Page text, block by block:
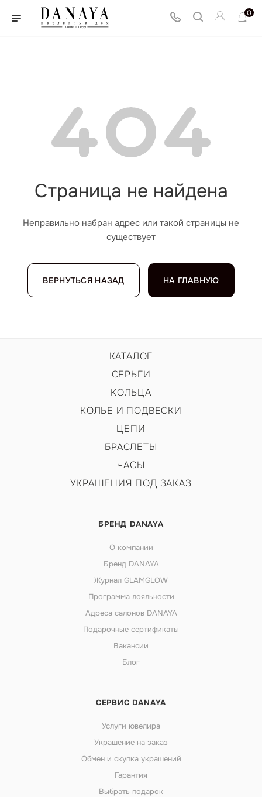
0
Страница не найдена
Неправильно набран адрес или такой страницы не
существует
ВЕРНУТЬСЯ НАЗАД НА ГЛАВНУЮ
КАТАЛОГ
СЕРЬГИ
КОЛЬЦА
КОЛЬЕ И ПОДВЕСКИ
ЦЕПИ
БРАСЛЕТЫ
ЧАСЫ
УКРАШЕНИЯ ПОД ЗАКАЗ
БРЕНД DANAYA
О компании
Бренд DANAYA
Журнал GLAMGLOW
Программа лояльности
Адреса салонов DANAYA
Подарочные сертификаты
Вакансии
Блог
СЕРВИС DANAYA
Услуги ювелира
Украшение на заказ
Обмен и скупка украшений
Гарантия
Выбрать подарок